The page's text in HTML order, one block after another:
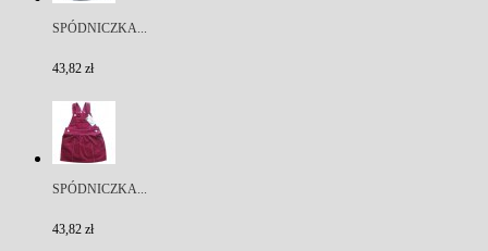
SPÓDNICZKA...
43,82 zł
SPÓDNICZKA...
43,82 zł